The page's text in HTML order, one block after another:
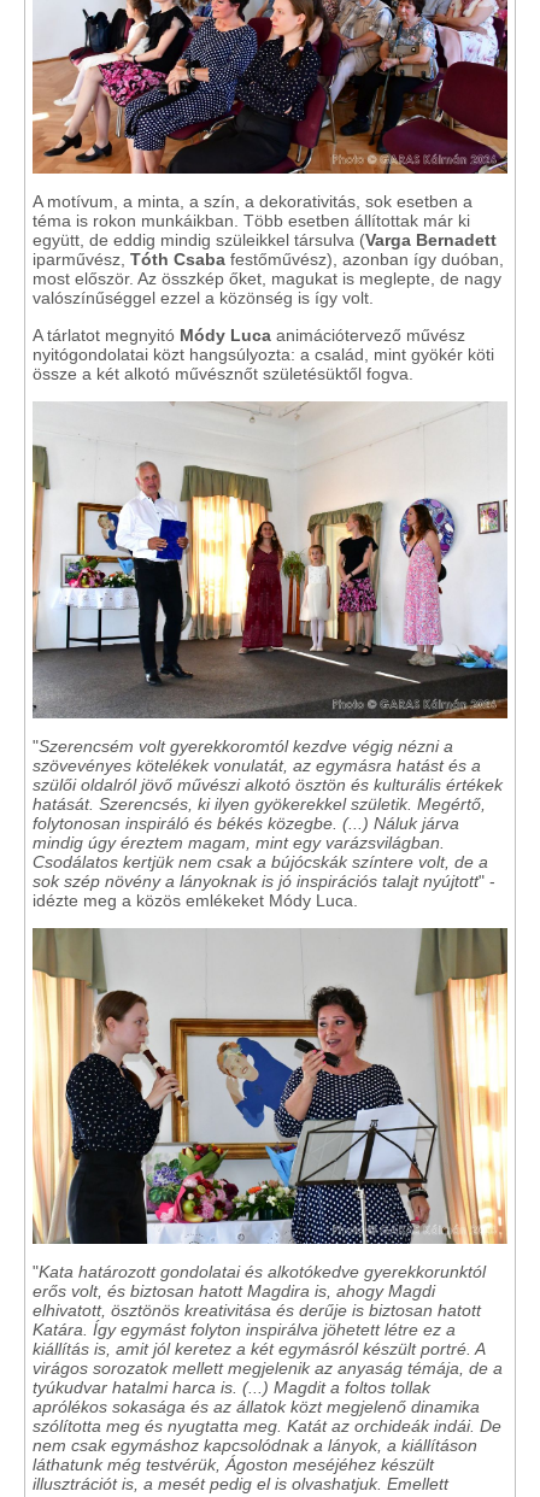
A motívum, a minta, a szín, a dekorativitás, sok esetben a
téma is rokon munkáikban. Több esetben állítottak már ki
együtt, de eddig mindig szüleikkel társulva (Varga Bernadett
iparművész, Tóth Csaba festőművész), azonban így duóban,
most először. Az összkép őket, magukat is meglepte, de nagy
valószínűséggel ezzel a közönség is így volt.
A tárlatot megnyitó Módy Luca animációtervező művész
nyitógondolatai közt hangsúlyozta: a család, mint gyökér köti
össze a két alkotó művésznőt születésüktől fogva.
"Szerencsém volt gyerekkoromtól kezdve végig nézni a
szövevényes kötelékek vonulatát, az egymásra hatást és a
szülői oldalról jövő művészi alkotó ösztön és kulturális értékek
hatását. Szerencsés, ki ilyen gyökerekkel születik. Megértő,
folytonosan inspiráló és békés közegbe. (...) Náluk járva
mindig úgy éreztem magam, mint egy varázsvilágban.
Csodálatos kertjük nem csak a bújócskák színtere volt, de a
sok szép növény a lányoknak is jó inspirációs talajt nyújtott" -
idézte meg a közös emlékeket Módy Luca.
"Kata határozott gondolatai és alkotókedve gyerekkorunktól
erős volt, és biztosan hatott Magdira is, ahogy Magdi
elhivatott, ösztönös kreativitása és derűje is biztosan hatott
Katára. Így egymást folyton inspirálva jöhetett létre ez a
kiállítás is, amit jól keretez a két egymásról készült portré. A
virágos sorozatok mellett megjelenik az anyaság témája, de a
tyúkudvar hatalmi harca is. (...) Magdit a foltos tollak
aprólékos sokasága és az állatok közt megjelenő dinamika
szólította meg és nyugtatta meg. Katát az orchideák indái. De
nem csak egymáshoz kapcsolódnak a lányok, a kiállításon
láthatunk még testvérük, Ágoston meséjéhez készült
illusztrációt is, a mesét pedig el is olvashatjuk. Emellett